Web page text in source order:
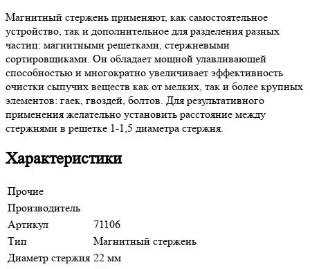
Магнитный стержень применяют, как самостоятельное
устройство, так и дополнительное для разделения разных
частиц: магнитными решетками, стержневыми
сортировщиками. Он обладает мощной улавливающей
способностью и многократно увеличивает эффективность
очистки сыпучих веществ как от мелких, так и более крупных
элементов: гаек, гвоздей, болтов. Для результативного
применения желательно установить расстояние между
стержнями в решетке 1-1,5 диаметра стержня.
Характеристики
Прочие
Производитель
Артикул
71106
Тип
Магнитный стержень
Диаметр стержня 22 мм